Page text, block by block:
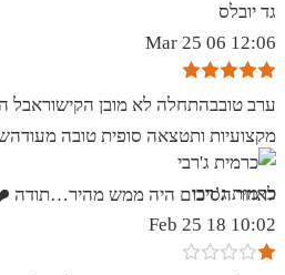
גד יובלס
12:06 06 Mar 25
ערב טובבהתחלה לא מובן הקישוראבל
מקצועיות ותטצאה סופית טובה
לאחר הסיכום היה ממש מהיר…תודה
כרמית ג’רבי
10:02 18 Feb 25